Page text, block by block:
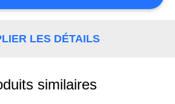
LES DÉTAILS
similaires